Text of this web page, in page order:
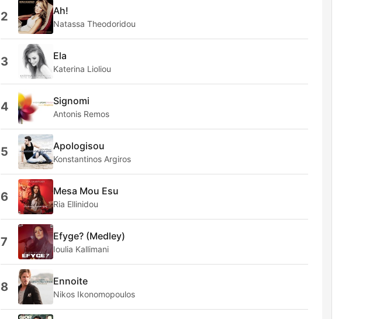
2 Ah!
Natassa Theodoridou
3 Ela
Katerina Lioliou
4 Signomi
Antonis Remos
5 Apologisou
Konstantinos Argiros
6 Mesa Mou Esu
Ria Ellinidou
7 Efyge? (Medley)
Ioulia Kallimani
8 Ennoite
Nikos Ikonomopoulos